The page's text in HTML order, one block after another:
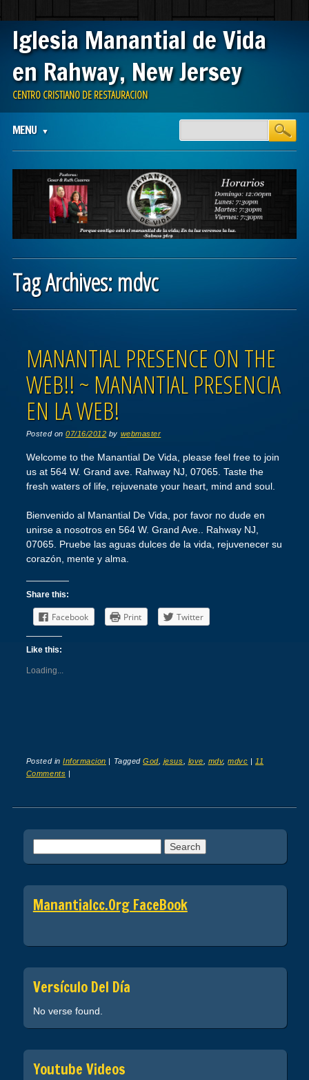
Iglesia Manantial de Vida
en Rahway, New Jersey
CENTRO CRISTIANO DE RESTAURACION
Main menu
content
MENU
Tag Archives:mdvc
MANANTIAL PRESENCE ON THE
WEB!! ~ MANANTIAL PRESENCIA
EN LA WEB!
Posted on07/16/2012 by webmaster
Welcome to the Manantial De Vida, please feel free to join
us at 564 W. Grand ave. Rahway NJ, 07065. Taste the
fresh waters of life, rejuvenate your heart, mind and soul.
Bienvenido al Manantial De Vida, por favor no dude en
unirse a nosotros en 564 W. Grand Ave.. Rahway NJ,
07065. Pruebe las aguas dulces de la vida, rejuvenecer su
corazón, mente y alma.
Share this:
Facebook Print Twitter
Like this:
Loading...
Posted inInformacion | TaggedGod, jesus love mdv,mdvc | 11
Comments |
Post navigation
Manantialcc.org FaceBook
Versículo Del Día
No verse found.
Youtube Videos